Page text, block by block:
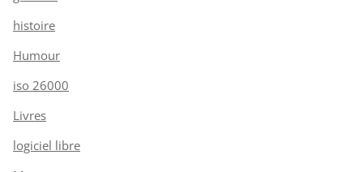
histoire
Humour
iso 26000
Livres
logiciel libre